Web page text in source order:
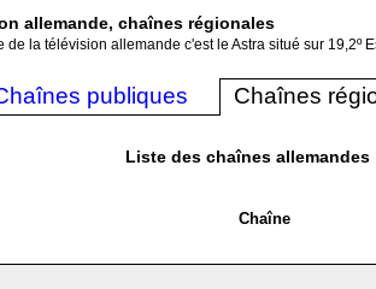
allemande, chaînes régionales
de la télévision allemande c'est le Astra situé sur 19,2º
publiques Chaînes
Liste des chaînes
Chaîne